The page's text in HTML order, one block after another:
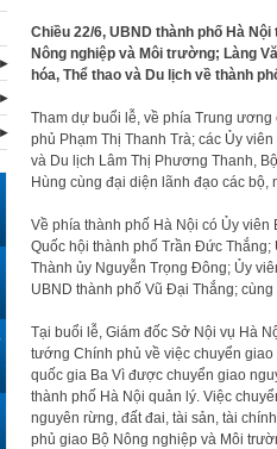
Chiều 22/6, UBND thành phố Hà
Nông nghiệp và Môi trường; Làng
hóa, Thể thao và Du lịch về thành
Tham dự buổi lễ, về phía Trung
phủ Phạm Thị Thanh Trà; các Ủy
và Du lịch Lâm Thị Phương Thanh,
Hùng cùng đại diện lãnh đạo các bộ,
Về phía thành phố Hà Nội có Ủy
Quốc hội thành phố Trần Đức
Thành ủy Nguyễn Trọng Đông; Ủy
UBND thành phố Vũ Đại Thắng;
Tại buổi lễ, Giám đốc Sở Nội vụ Hà
tướng Chính phủ về việc chuyển
quốc gia Ba Vì được chuyển giao
thành phố Hà Nội quản lý. Việc
nguyên rừng, đất đai, tài sản, tài
phủ giao Bộ Nông nghiệp và Môi